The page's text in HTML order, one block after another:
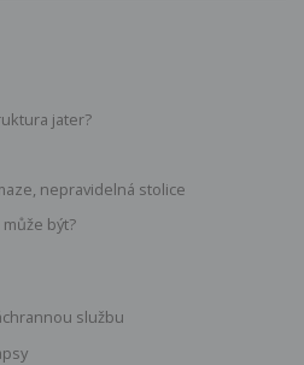
jater?
nepravidelná stolice
být?
službu